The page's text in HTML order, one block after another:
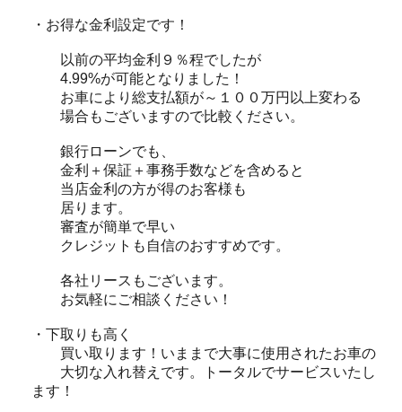
・お得な金利設定です！
以前の平均金利９％程でしたが
4.99%が可能となりました！
お車により総支払額が～１００万円以上変わる
場合もございますので比較ください。
銀行ローンでも、
金利＋保証＋事務手数などを含めると
当店金利の方が得のお客様も
居ります。
審査が簡単で早い
クレジットも自信のおすすめです。
各社リースもございます。
お気軽にご相談ください！
・下取りも高く
買い取ります！いままで大事に使用されたお車の
大切な入れ替えです。トータルでサービスいたし
ます！